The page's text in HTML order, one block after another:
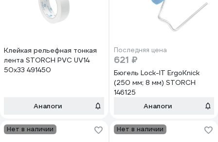
Клейкая рельефная тонкая
лента STORCH PVC UV14
50х33 491450
Аналоги
Последняя цена
621 ₽
Бюгель Lock-IT ErgoKnick
(250 мм; 8 мм) STORCH
146125
Аналоги
Нет в наличии Нет в наличии